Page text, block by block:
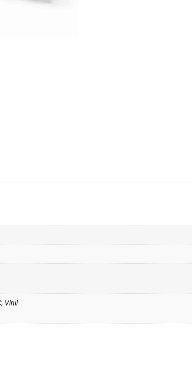
Vinil